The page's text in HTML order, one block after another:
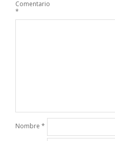
Comentario
*
Nombre *